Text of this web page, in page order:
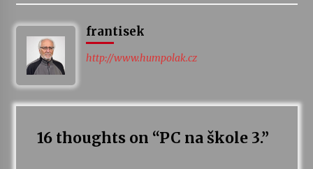
frantisek
http://www.humpolak.cz
16 thoughts on “PC na škole 3.”